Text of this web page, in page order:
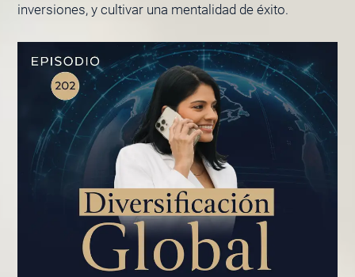
inversiones, y cultivar una mentalidad de éxito.
PÁGINA
PÁGINA
PÁGINAPÁGINA